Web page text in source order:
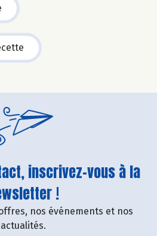
inscrivez-vous à la
!
nos événements et nos
actualités.